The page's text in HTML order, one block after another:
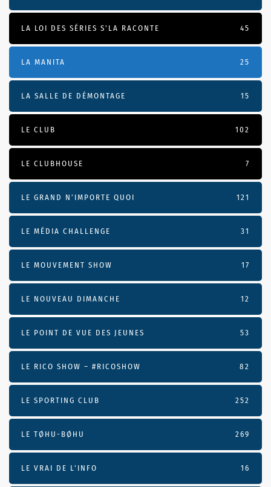
LA LOI DES SÉRIES S'LA RACONTE 45
LA MANITA 25
LA SALLE DE DÉMONTAGE 15
LE CLUB 102
LE CLUBHOUSE 7
LE GRAND N’IMPORTE QUOI 121
LE MÉDIA CHALLENGE 31
LE MOUVEMENT SHOW 17
LE NOUVEAU DIMANCHE 12
LE POINT DE VUE DES JEUNES 53
LE RICO SHOW – #RICOSHOW 82
LE SPORTING CLUB 252
LE TØHU-BØHU 269
LE VRAI DE L’INFO 16